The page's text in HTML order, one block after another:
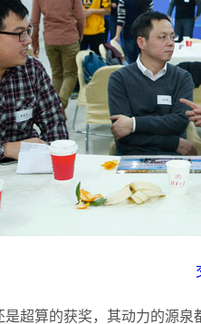
超算的获奖，其动力的源